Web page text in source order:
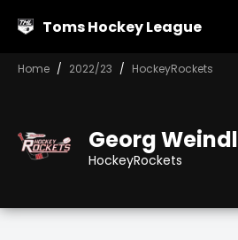
Toms Hockey League
Home 2022/23 HockeyRockets
Georg Weindl
HockeyRockets